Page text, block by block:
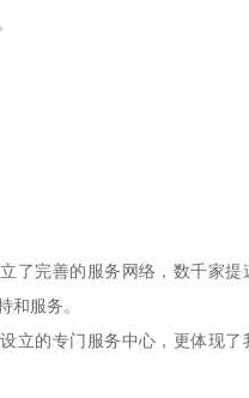
了完善的服务网络，数千家提
和服务。
立的专门服务中心，更体现了